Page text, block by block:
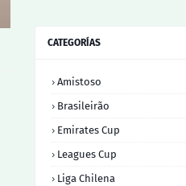
CATEGORÍAS
Amistoso
Brasileirão
Emirates Cup
Leagues Cup
Liga Chilena